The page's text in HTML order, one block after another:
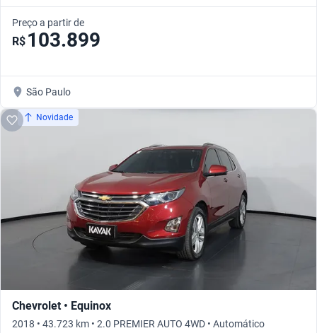
Preço a partir de
R$ 103.899
São Paulo
Novidade
Chevrolet • Equinox
2018 • 43.723 km • 2.0 PREMIER AUTO 4WD • Automático